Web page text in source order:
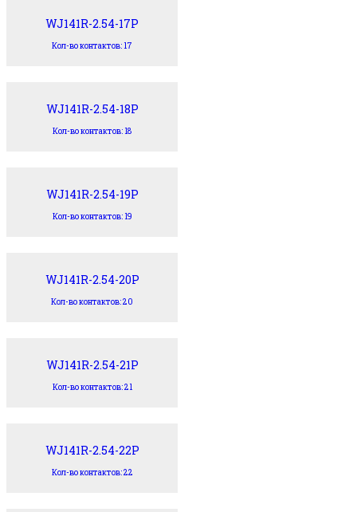
WJ141R-2.54-17P
Кол-во контактов: 17
WJ141R-2.54-18P
Кол-во контактов: 18
WJ141R-2.54-19P
Кол-во контактов: 19
WJ141R-2.54-20P
Кол-во контактов: 20
WJ141R-2.54-21P
Кол-во контактов: 21
WJ141R-2.54-22P
Кол-во контактов: 22